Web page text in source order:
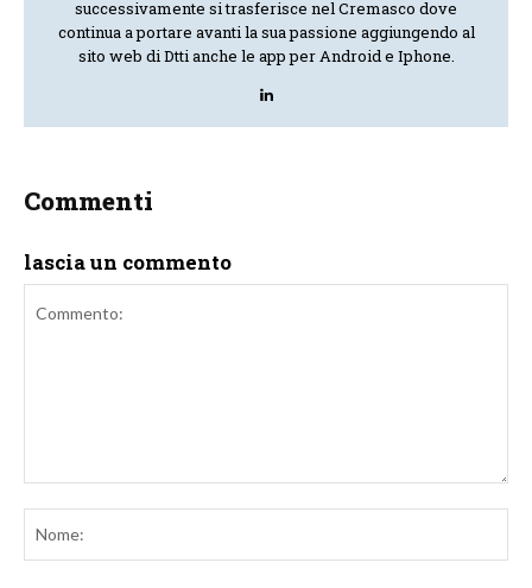
successivamente si trasferisce nel Cremasco dove
continua a portare avanti la sua passione aggiungendo al
sito web di Dtti anche le app per Android e Iphone.
Commenti
lascia un commento